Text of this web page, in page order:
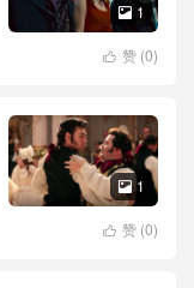
 1
 赞 (0)
 1
 赞 (0)